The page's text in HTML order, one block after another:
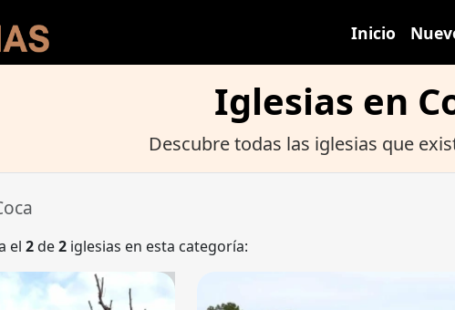
Inicio
Iglesias en
Descubre todas las iglesias que
el 2de2 iglesias en esta categoría: